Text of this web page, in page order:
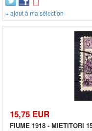
+ ajout à ma sélection
15,75 EUR
FIUME 1918 - MIETITORI